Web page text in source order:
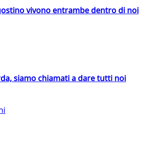
vivono entrambe dentro di noi
siamo chiamati a dare tutti noi